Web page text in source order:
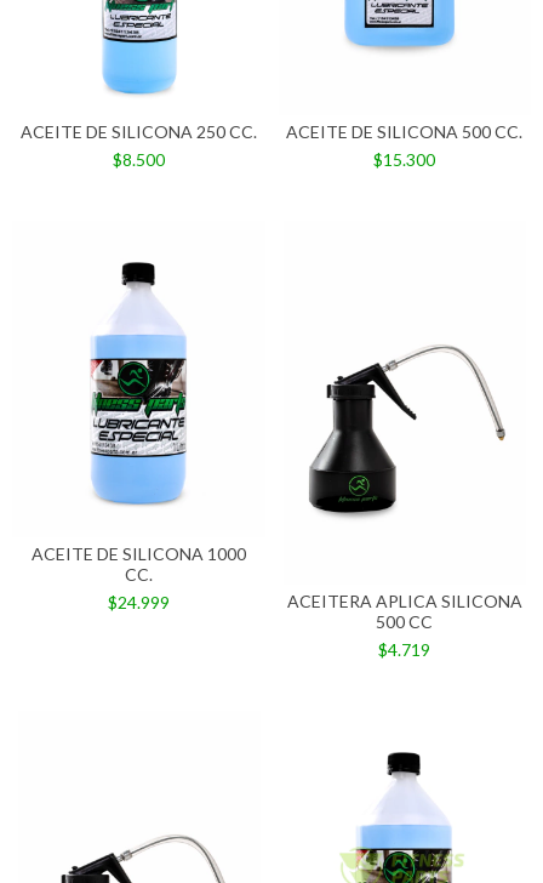
ACEITE DE SILICONA 250 CC.
$8.500
ACEITE DE SILICONA 500 CC.
$15.300
ACEITE DE SILICONA 1000
CC.
$24.999
ACEITERA APLICA SILICONA
500 CC
$4.719